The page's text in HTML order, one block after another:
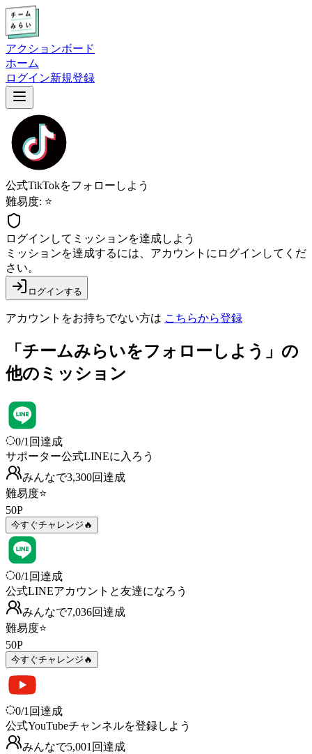
アクションボード
ホーム
ログイン新規登録
公式TikTokをフォローしよう
難易度: ⭐
ログインしてミッションを達成しよう
ミッションを達成するには、アカウントにログインしてくだ
さい。
ログインする
アカウントをお持ちでない方は こちらから登録
「チームみらいをフォローしよう」の
他のミッション
0/1 回達成
サポーター公式LINEに入ろう
みんなで3,300回達成
難易度⭐
50P
今すぐチャレンジ🔥
0/1 回達成
公式LINEアカウントと友達になろう
みんなで7,036回達成
難易度⭐
50P
今すぐチャレンジ🔥
0/1 回達成
公式YouTubeチャンネルを登録しよう
みんなで5,001 回達成